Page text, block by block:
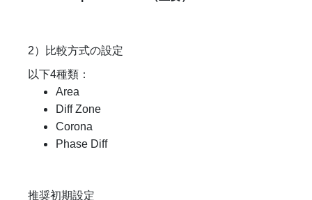
2）比較方式の設定
以下4種類：
Area
Diff Zone
Corona
Phase Diff
推奨初期設定